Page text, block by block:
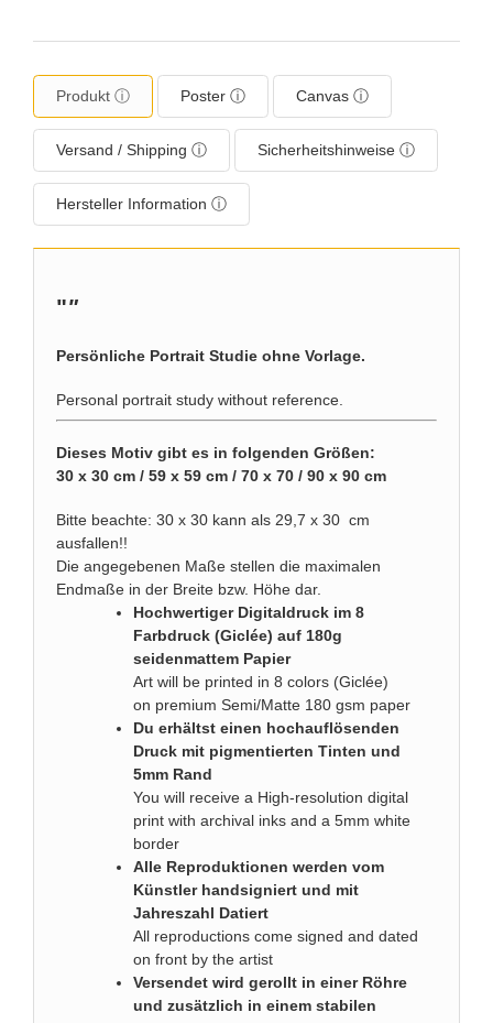
Produkt ⓘ Poster ⓘ Canvas ⓘ
Versand / Shipping ⓘ Sicherheitshinweise ⓘ
Hersteller Information ⓘ
""
Persönliche Portrait Studie ohne Vorlage.
Personal portrait study without reference.
Dieses Motiv gibt es in folgenden Größen:
30 x 30 cm / 59 x 59 cm / 70 x 70 / 90 x 90 cm
Bitte beachte: 30 x 30 kann als 29,7 x 30 cm
ausfallen!!
Die angegebenen Maße stellen die maximalen
Endmaße in der Breite bzw. Höhe dar.
Hochwertiger Digitaldruck im 8
Farbdruck (Giclée) auf 180g
seidenmattem Papier
Art will be printed in 8 colors (Giclée)
on premium Semi/Matte 180 gsm paper
Du erhältst einen hochauflösenden
Druck mit pigmentierten Tinten und
5mm Rand
You will receive a High-resolution digital
print with archival inks and a 5mm white
border
Alle Reproduktionen werden vom
Künstler handsigniert und mit
Jahreszahl Datiert
All reproductions come signed and dated
on front by the artist
Versendet wird gerollt in einer Röhre
und zusätzlich in einem stabilen